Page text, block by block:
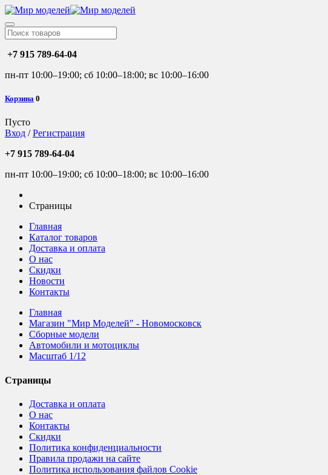
+7 915 789-64-04
пн-пт 10:00–19:00; сб 10:00–18:00; вс 10:00–16:00
Корзина 0
Пусто
Вход /Регистрация
+7 915 789-64-04
пн-пт 10:00–19:00; сб 10:00–18:00; вс 10:00–16:00
Страницы
Главная
Каталог товаров
Доставка и оплата
О нас
Скидки
Новости
Контакты
Главная
Магазин "Мир Моделей" - Новомосковск
Сборные модели
Автомобили и мотоциклы
Масштаб 1/12
Страницы
Доставка и оплата
О нас
Контакты
Скидки
Политика конфиденциальности
Правила продажи на сайте
Политика использования файлов Cookie